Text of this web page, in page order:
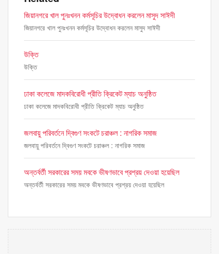
জিয়ানগরে খাল পুনঃখনন কর্মসূচির উদ্বোধন করলেন মাসুদ সাঈদী
জিয়ানগরে খাল পুনঃখনন কর্মসূচির উদ্বোধন করলেন মাসুদ সাঈদী
উক্তি
উক্তি
ঢাকা কলেজে মাদকবিরোধী প্রীতি ক্রিকেট ম্যাচ অনুষ্ঠিত
ঢাকা কলেজে মাদকবিরোধী প্রীতি ক্রিকেট ম্যাচ অনুষ্ঠিত
জলবায়ু পরিবর্তনে দ্বিগুণ সংকটে চরাঞ্চল : নাগরিক সমাজ
জলবায়ু পরিবর্তনে দ্বিগুণ সংকটে চরাঞ্চল : নাগরিক সমাজ
অন্তর্বর্তী সরকারের সময় মবকে ভীষণভাবে প্রশ্রয় দেওয়া হয়েছিল
অন্তর্বর্তী সরকারের সময় মবকে ভীষণভাবে প্রশ্রয় দেওয়া হয়েছিল